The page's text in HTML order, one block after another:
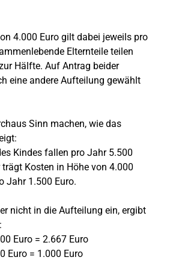
4.000 Euro gilt dabei jeweils pro
Elternteile teilen
Hälfte. Auf Antrag beider
eine andere Aufteilung gewählt
Sinn machen, wie das
Kindes fallen pro Jahr 5.500
Kosten in Höhe von 4.000
Jahr 1.500 Euro.
nicht in die Aufteilung ein, ergibt
Euro = 2.667 Euro
Euro = 1.000 Euro